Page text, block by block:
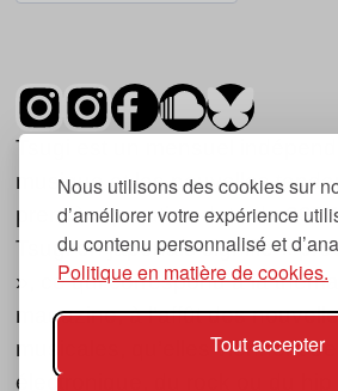
Nous utilisons des cookies sur
d’améliorer votre expérience
du contenu personnalisé et
Politique en matière de cookies.
Tout accepter
Tsugi est un mensuel
musique et les nouvelles
première parution date de
Tsugi en japonais signifie «
», ce qui correspond à la
magazine, à l’affût des
musicales, qu’elles viennent de
électronique, du rock ou du hip